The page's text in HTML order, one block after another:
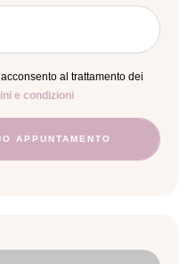
al trattamento dei
e condizioni
APPUNTAMENTO